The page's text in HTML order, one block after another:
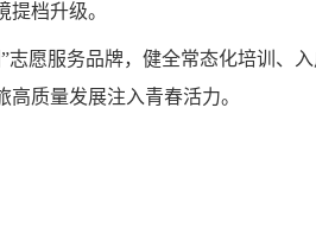
档升级。
志愿服务品牌，健全常态化培训、
质量发展注入青春活力。